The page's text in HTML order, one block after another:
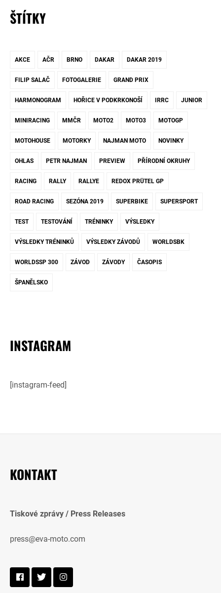
ŠTÍTKY
AKCE AČR BRNO DAKAR DAKAR 2019
FILIP SALAČ FOTOGALERIE GRAND PRIX
HARMONOGRAM HOŘICE V PODKRKONOŠÍ IRRC JUNIOR
MINIRACING MMČR MOTO2 MOTO3 MOTOGP
MOTOHOUSE MOTORKY NAJMAN MOTO NOVINKY
OHLAS PETR NAJMAN PREVIEW PŘÍRODNÍ OKRUHY
RACING RALLY RALLYE REDOX PRÜTEL GP
ROAD RACING SEZÓNA 2019 SUPERBIKE SUPERSPORT
TEST TESTOVÁNÍ TRÉNINKY VÝSLEDKY
VÝSLEDKY TRÉNINKŮ VÝSLEDKY ZÁVODŮ WORLDSBK
WORLDSSP 300 ZÁVOD ZÁVODY ČASOPIS
ŠPANĚLSKO
INSTAGRAM
[instagram-feed]
KONTAKT
Tiskové zprávy / Press Releases
press@eva-moto.com